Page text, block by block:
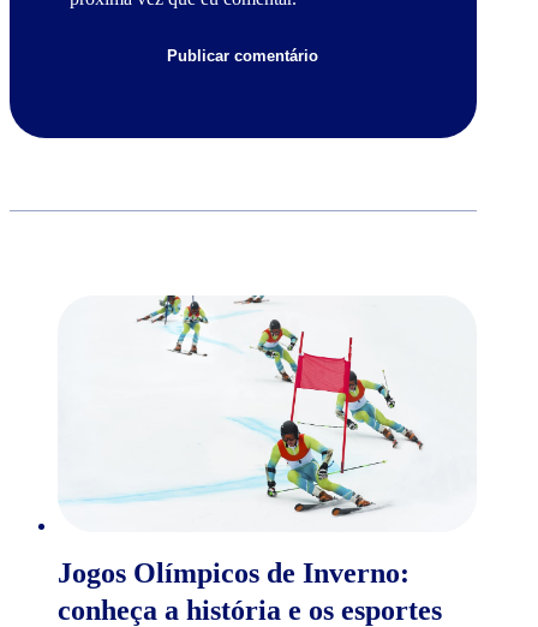
Jogos Olímpicos de Inverno:
conheça a história e os esportes